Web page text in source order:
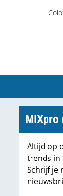
MIXpro
Altijd op
trends in
Schrijf je